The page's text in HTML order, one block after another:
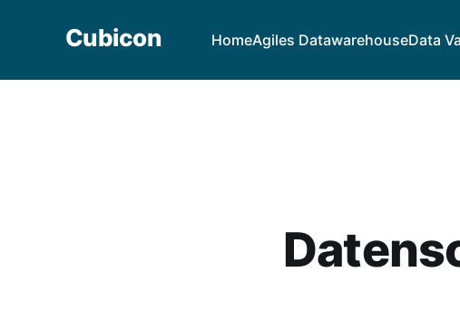
Cubicon HomeAgiles DatawarehouseData